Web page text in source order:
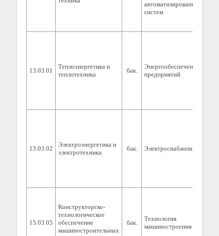
автоматизированных
систем
13.03.01
Теплоэнергетика и
теплотехника
бак.
Энергообеспечение
предприятий
13.03.02
Электроэнергетика и
электротехника
бак. Электроснабжение
15.03.05
Конструкторско-
технологическое
обеспечение
машиностроительных
бак.
Технология
машиностроения